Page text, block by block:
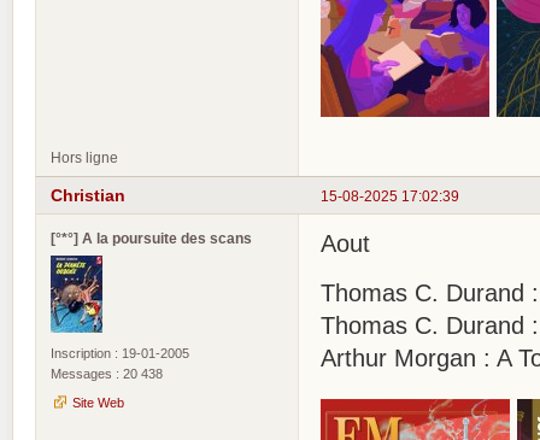
Hors ligne
15-08-2025 17:02:39
Christian
[°*°] A la poursuite des scans
Inscription : 19-01-2005
Messages : 20 438
Site Web
Aout
Thomas C. Durand
Thomas C. Durand
Arthur Morgan : A